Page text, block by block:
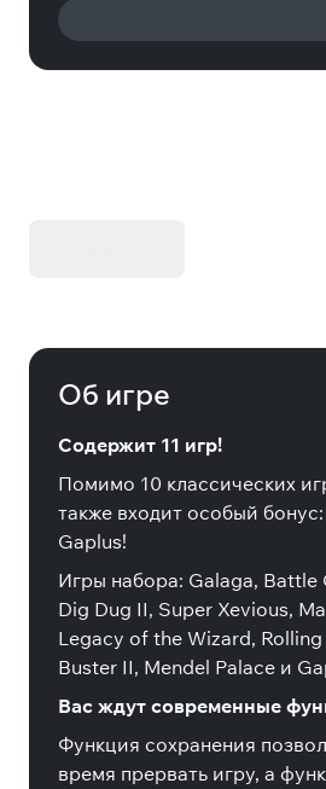
Об игре
Содержит 11 игр!
Помимо 10 классических
также входит особый
Gaplus!
Игры набора: Galaga, Battle
Dig Dug II, Super Xevious,
Legacy of the Wizard,
Buster II, Mendel Palace и
Вас ждут современные
Функция сохранения
время прервать игру, а